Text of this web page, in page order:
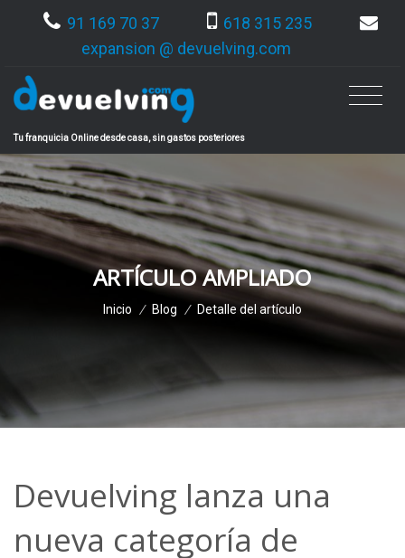
91 169 70 37
618 315 235
expansion @ devuelving.com
Tu franquicia Online desde casa, sin gastos posteriores
ARTÍCULO AMPLIADO
Inicio / Blog / Detalle del artículo
Devuelving lanza una
nueva categoría de